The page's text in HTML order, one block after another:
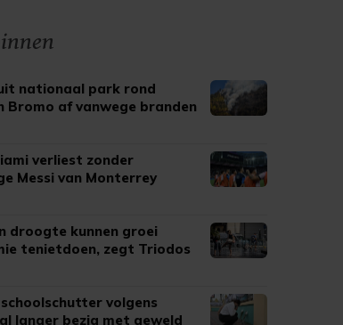
nationaal park rond
Bromo af vanwege branden
verliest zonder
Messi van Monterrey
droogte kunnen groei
tenietdoen, zegt Triodos
volgens
langer bezig met geweld